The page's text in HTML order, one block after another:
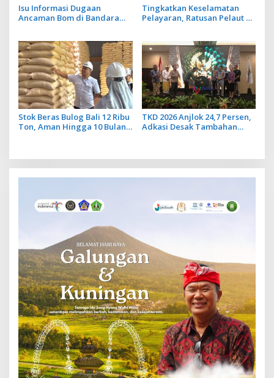
Isu Informasi Dugaan
Ancaman Bom di Bandara
Lancar
Tingkatkan Keselamatan
Pelayaran, Ratusan Pelaut di
Stok Beras Bulog Bali 12 Ribu
Ton, Aman Hingga 10 Bulan
TKD 2026 Anjlok 24,7 Persen,
Adkasi Desak Tambahan